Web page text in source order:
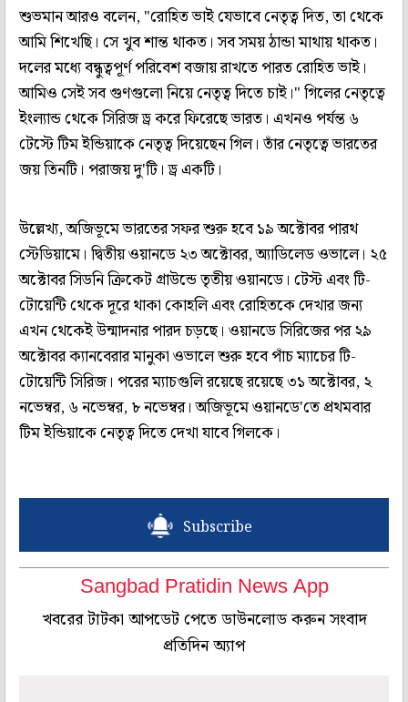
শুভমান আরও বলেন, "রোহিত ভাই যেভাবে নেতৃত্ব দিত, তা থেকে
আমি শিখেছি। সে খুব শান্ত থাকত। সব সময় ঠান্ডা মাথায় থাকত।
দলের মধ্যে বন্ধুত্বপূর্ণ পরিবেশ বজায় রাখতে পারত রোহিত ভাই।
আমিও সেই সব গুণগুলো নিয়ে নেতৃত্ব দিতে চাই।" গিলের নেতৃত্বে
ইংল্যান্ড থেকে সিরিজ ড্র করে ফিরেছে ভারত। এখনও পর্যন্ত ৬
টেস্টে টিম ইন্ডিয়াকে নেতৃত্ব দিয়েছেন গিল। তাঁর নেতৃত্বে ভারতের
জয় তিনটি। পরাজয় দু'টি। ড্র একটি।
উল্লেখ্য, অজিভূমে ভারতের সফর শুরু হবে ১৯ অক্টোবর পারথ
স্টেডিয়ামে। দ্বিতীয় ওয়ানডে ২৩ অক্টোবর, অ্যাডিলেড ওভালে। ২৫
অক্টোবর সিডনি ক্রিকেট গ্রাউন্ডে তৃতীয় ওয়ানডে। টেস্ট এবং টি-
টোয়েন্টি থেকে দূরে থাকা কোহলি এবং রোহিতকে দেখার জন্য
এখন থেকেই উন্মাদনার পারদ চড়ছে। ওয়ানডে সিরিজের পর ২৯
অক্টোবর ক্যানবেরার মানুকা ওভালে শুরু হবে পাঁচ ম্যাচের টি-
টোয়েন্টি সিরিজ। পরের ম্যাচগুলি রয়েছে রয়েছে ৩১ অক্টোবর, ২
নভেম্বর, ৬ নভেম্বর, ৮ নভেম্বর। অজিভূমে ওয়ানডে'তে প্রথমবার
টিম ইন্ডিয়াকে নেতৃত্ব দিতে দেখা যাবে গিলকে।
Subscribe
Sangbad Pratidin News App
খবরের টাটকা আপডেট পেতে ডাউনলোড করুন সংবাদ
প্রতিদিন অ্যাপ